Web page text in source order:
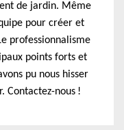
de jardin. Même
pour créer et
professionnalisme
points forts et
pu nous hisser
Contactez-nous !